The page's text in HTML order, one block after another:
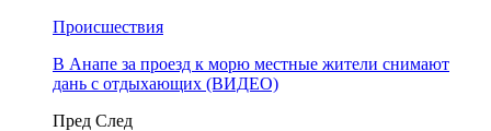
Происшествия
В Анапе за проезд к морю местные жители снимают
дань с отдыхающих (ВИДЕО)
Пред След